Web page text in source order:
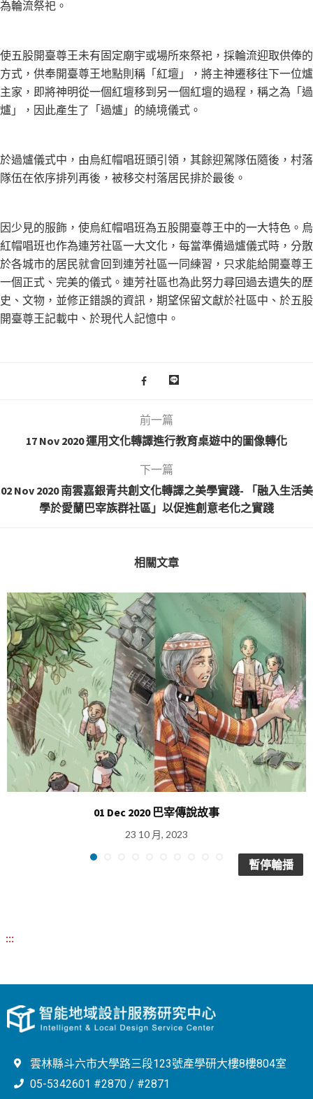
為輪流祭祀。
使五股開臺尊王未有固定廟宇或場所來祭祀，採輪流迎取供俸的
方式，供奉開臺尊王地點則稱「紅壇」，將主神遷移往下一位爐
主家，即將神明從一個紅壇移到另一個紅壇的過程，稱之為「過
爐」，因此產生了「過爐」的繞境儀式。
於過爐儀式中，由烏紅帽唱班頭引領，其餘迎駕隊伍隨後，村落
隊伍在依序排列再後，被移交村落居民排於最後。
因少見的服飾，使烏紅帽唱班為五股開臺尊王中的一大特色。烏
紅帽唱班也作為連芳社區一大文化，每當準備過爐儀式時，分散
於各城市的居民就會回到連芳社區一同練習，只求能給開臺尊王
一個正式、完美的儀式。連芳社區也為此努力尋回過去遺失的歷
史、文物，並修正錯誤的資訊，期望保留文獻於社區中、於五股
開臺尊王記載中、於現代人記憶中。
前一篇
17 Nov 2020 運用文化轉譯進行教育桌遊中的圖像轉化
下一篇
02 Nov 2020 南雲嘉銀青共創文化轉譯之美學實踐- 「融入生活美
學於愛蘭巴宰族群社區」以促進創意老化之實踐
相關文章
01 Dec 2020 巴宰傳說故事
23 10 月, 2023
暫停輪播
:::
雲林縣斗六市大學路三段123號產學研大樓8樓804室
05-5342601 #2870 / #2871